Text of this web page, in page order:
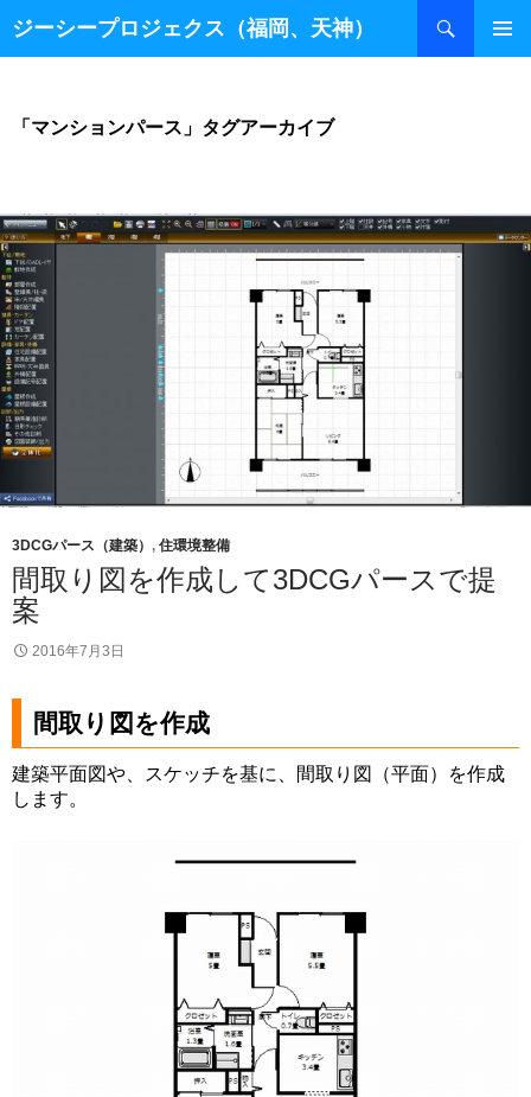
ジーシープロジェクス（福岡、天神）
索
ツ
ッ
プ
「マンションパース」タグアーカイブ
3DCGパース（建築） , 住環境整備
間取り図を作成して3DCGパースで提
案
2016年7月3日
間取り図を作成
建築平面図や、スケッチを基に、間取り図（平面）を作成
します。